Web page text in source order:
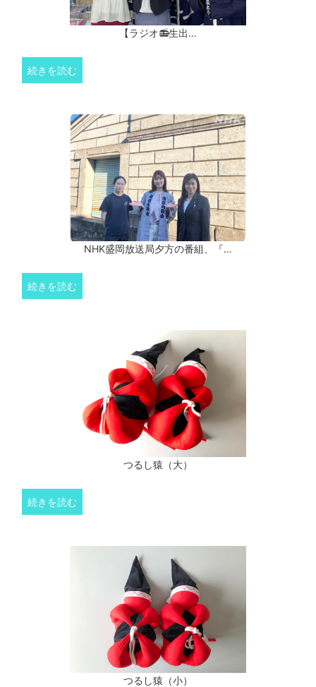
【ラジオ📻生出…
続きを読む
NHK盛岡放送局夕方の番組、『…
続きを読む
つるし猿（大）
続きを読む
つるし猿（小）